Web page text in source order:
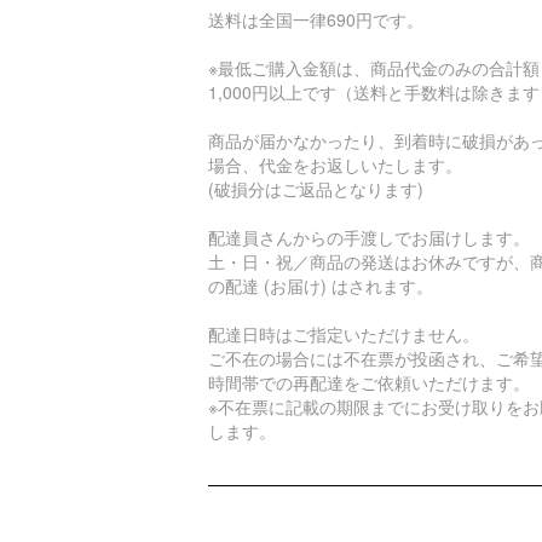
送料は全国一律690円です。
※最低ご購入金額は、商品代金のみの合計額
1,000円以上です（送料と手数料は除きます
商品が届かなかったり、到着時に破損があ
場合、代金をお返しいたします。
(破損分はご返品となります)
配達員さんからの手渡しでお届けします。
土・日・祝／商品の発送はお休みですが、
の配達 (お届け) はされます。
配達日時はご指定いただけません。
ご不在の場合には不在票が投函され、ご希
時間帯での再配達をご依頼いただけます。
※不在票に記載の期限までにお受け取りを
します。